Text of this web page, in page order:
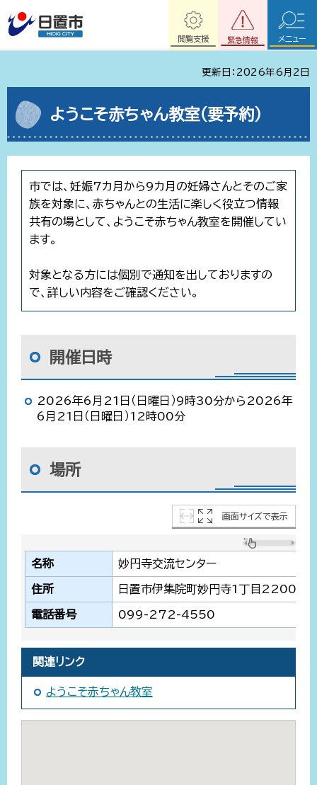
緊急情報
閲覧支援 メニュー
更新日：2026年6月2日
ようこそ赤ちゃん教室（要予約）
市では、妊娠7カ月から9カ月の妊婦さんとそのご家
族を対象に、赤ちゃんとの生活に楽しく役立つ情報
共有の場として、ようこそ赤ちゃん教室を開催してい
ます。
対象となる方には個別で通知を出しておりますの
で、詳しい内容をご確認ください。
開催日時
2026年6月21日（日曜日）9時30分から2026年
6月21日（日曜日）12時00分
場所
画面サイズで表示
名称 妙円寺交流センター
住所 日置市伊集院町妙円寺1丁目2200番
電話番号 099-272-4550
関連リンク
ようこそ赤ちゃん教室